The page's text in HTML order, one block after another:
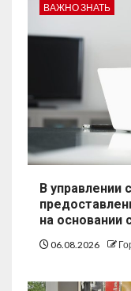
ВАЖНО ЗНАТЬ
В управлении
на основании
06.08.2026